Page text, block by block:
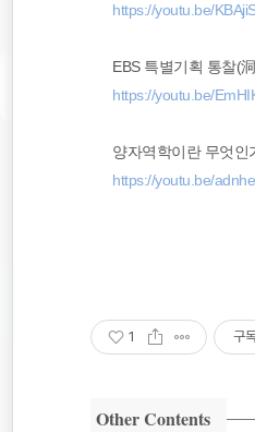
https://youtu.be/
EBS 특별기획 통찰(
https://youtu.be/
양자역학이란 무엇인
https://youtu.be/
1 구
Other Contents